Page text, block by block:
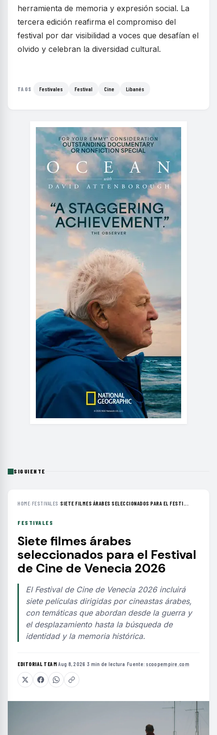
herramienta de memoria y expresión social. La
tercera edición reafirma el compromiso del
festival por dar visibilidad a voces que desafían el
olvido y celebran la diversidad cultural.
TAGS Festivales Festival Cine Libanés
SIGUIENTE
HOME›FESTIVALES ›SIETE FILMES ÁRABES SELECCIONADOS PARA EL FESTI...
FESTIVALES
Siete filmes árabes
seleccionados para el Festival
de Cine de Venecia 2026
El Festival de Cine de Venecia 2026 incluirá
siete películas dirigidas por cineastas árabes,
con temáticas que abordan desde la guerra y
el desplazamiento hasta la búsqueda de
identidad y la memoria histórica.
EDITORIAL TEAM·Aug 8, 2026 ·3 min de lectura ·Fuente: scoopempire.com